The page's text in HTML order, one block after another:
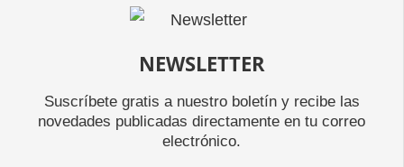
NEWSLETTER
Suscríbete gratis a nuestro boletín y recibe las
novedades publicadas directamente en tu correo
electrónico.